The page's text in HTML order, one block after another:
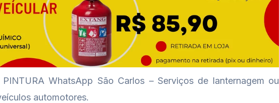
WhatsApp São Carlos – Serviços de lanternagem ou
automotores.